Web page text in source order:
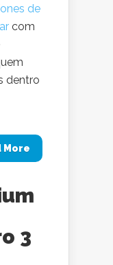
de
com
dentro
More
3